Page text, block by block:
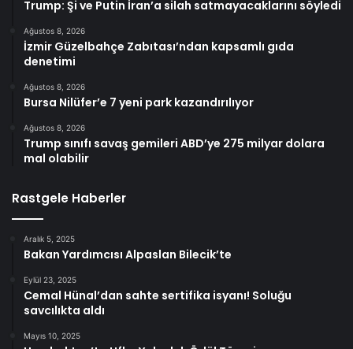
Trump: Şi ve Putin İran’a silah satmayacaklarını söyledi
Ağustos 8, 2026
İzmir Güzelbahçe Zabıtası’ndan kapsamlı gıda
denetimi
Ağustos 8, 2026
Bursa Nilüfer’e 7 yeni park kazandırılıyor
Ağustos 8, 2026
Trump sınıfı savaş gemileri ABD’ye 275 milyar dolara
mal olabilir
Rastgele Haberler
Aralık 5, 2025
Bakan Yardımcısı Alpaslan Bilecik’te
Eylül 23, 2025
Cemal Hünal’dan sahte sertifika isyanı! Soluğu
savcılıkta aldı
Mayıs 10, 2025